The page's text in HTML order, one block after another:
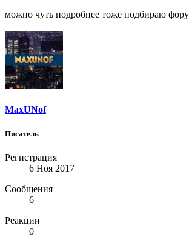
можно чуть подробнее тоже подбираю
MaxUNof
Писатель
Регистрация
6 Ноя 2017
Сообщения
6
Реакции
0